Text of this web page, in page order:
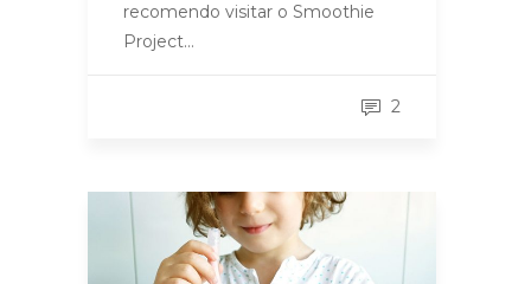
recomendo visitar o Smoothie
Project…
2